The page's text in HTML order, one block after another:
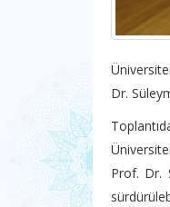
Dr.
Prof. Dr.